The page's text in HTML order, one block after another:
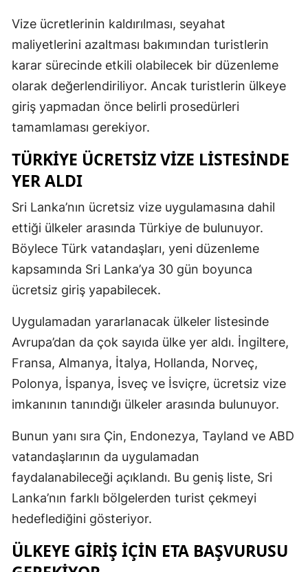
Vize ücretlerinin kaldırılması, seyahat
maliyetlerini azaltması bakımından turistlerin
karar sürecinde etkili olabilecek bir düzenleme
olarak değerlendiriliyor. Ancak turistlerin ülkeye
giriş yapmadan önce belirli prosedürleri
tamamlaması gerekiyor.
TÜRKIYE ÜCRETSIZ VIZE LISTESINDE
YER ALDI
Sri Lanka’nın ücretsiz vize uygulamasına dahil
ettiği ülkeler arasında Türkiye de bulunuyor.
Böylece Türk vatandaşları, yeni düzenleme
kapsamında Sri Lanka’ya 30 gün boyunca
ücretsiz giriş yapabilecek.
Uygulamadan yararlanacak ülkeler listesinde
Avrupa’dan da çok sayıda ülke yer aldı. İngiltere,
Fransa, Almanya, İtalya, Hollanda, Norveç,
Polonya, İspanya, İsveç ve İsviçre, ücretsiz vize
imkanının tanındığı ülkeler arasında bulunuyor.
Bunun yanı sıra Çin, Endonezya, Tayland ve ABD
vatandaşlarının da uygulamadan
faydalanabileceği açıklandı. Bu geniş liste, Sri
Lanka’nın farklı bölgelerden turist çekmeyi
hedeflediğini gösteriyor.
ÜLKEYE GIRIŞ IÇIN ETA BAŞVURUSU